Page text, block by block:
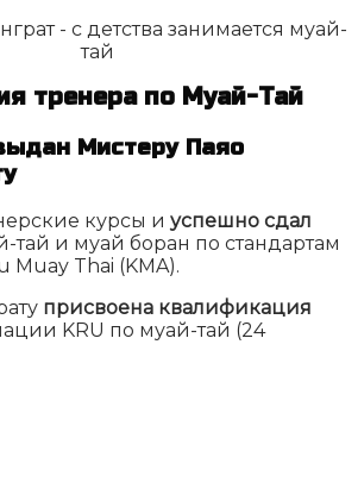
тренера по Муай-Тай
Мистеру Паяо
курсы и успешно сдал
тай и муай боран по стандартам
Thai (KMA).
присвоена квалификация
KRU по муай-тай (24